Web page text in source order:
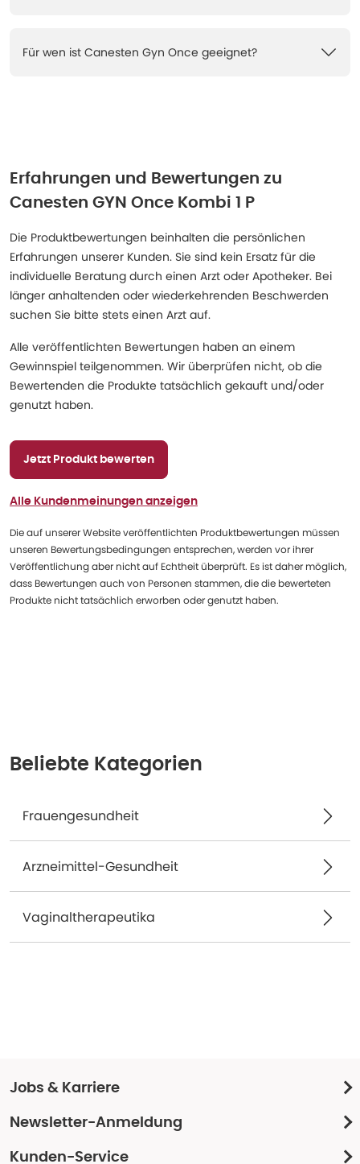
Für wen ist Canesten Gyn Once geeignet?
Erfahrungen und Bewertungen zu
Canesten GYN Once Kombi 1 P
Die Produktbewertungen beinhalten die persönlichen
Erfahrungen unserer Kunden. Sie sind kein Ersatz für die
individuelle Beratung durch einen Arzt oder Apotheker. Bei
länger anhaltenden oder wiederkehrenden Beschwerden
suchen Sie bitte stets einen Arzt auf.
Alle veröffentlichten Bewertungen haben an einem
Gewinnspiel teilgenommen. Wir überprüfen nicht, ob die
Bewertenden die Produkte tatsächlich gekauft und/oder
genutzt haben.
Jetzt Produkt bewerten
Alle Kundenmeinungen anzeigen
Die auf unserer Website veröffentlichten Produktbewertungen müssen
unseren Bewertungsbedingungen entsprechen, werden vor ihrer
Veröffentlichung aber nicht auf Echtheit überprüft. Es ist daher möglich,
dass Bewertungen auch von Personen stammen, die die bewerteten
Produkte nicht tatsächlich erworben oder genutzt haben.
Beliebte Kategorien
Frauengesundheit
Arzneimittel-Gesundheit
Vaginaltherapeutika
Jobs & Karriere
Newsletter-Anmeldung
Kunden-Service